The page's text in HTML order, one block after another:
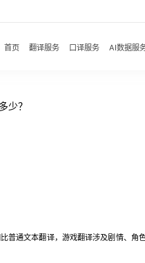
首页 翻译服务 口译服务 AI数据服
少？
通文本翻译，游戏翻译涉及剧情、角